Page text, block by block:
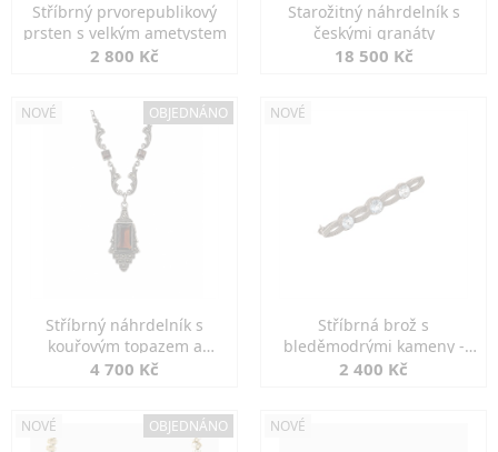
Stříbrný prvorepublikový
prsten s velkým ametystem
2 800 Kč
Starožitný náhrdelník s
českými granáty
18 500 Kč
NOVÉ OBJEDNÁNO
Stříbrný náhrdelník s
kouřovým topazem a
markazity
4 700 Kč
NOVÉ
Stříbrná brož s
bleděmodrými kameny -
jemná elegance
2 400 Kč
NOVÉ OBJEDNÁNO NOVÉ